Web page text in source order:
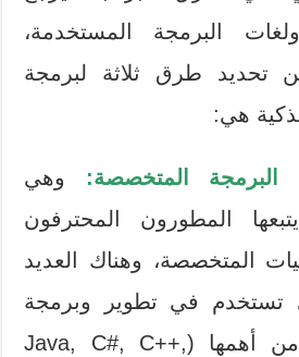
البرمجة المستخدمة،
تحديد طرق ثلاثة لبرمجة
هي:
البرمجة المتخصصة:
وهي
المطورون المحترفون
المتخصصة، وهناك العديد
تستخدم في تطوير وبرمجة
الأجهزة الذكية من أهمها (Java, C#, C++,